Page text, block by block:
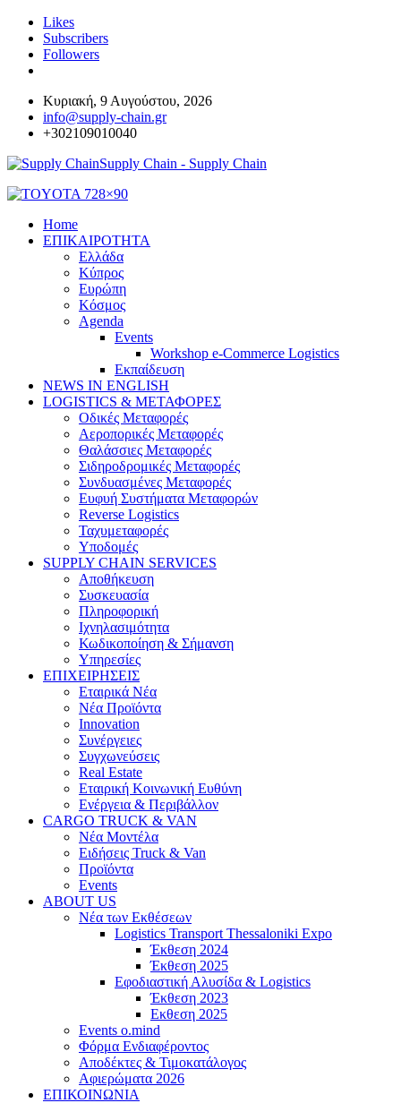
Likes
Subscribers
Followers
Κυριακή, 9 Αυγούστου, 2026
info@supply-chain.gr
+302109010040
Supply Chain - Supply Chain
Home
ΕΠΙΚΑΙΡΟΤΗΤΑ
Ελλάδα
Κύπρος
Ευρώπη
Κόσμος
Agenda
Events
Workshop e-Commerce Logistics
Εκπαίδευση
NEWS IN ENGLISH
LOGISTICS & ΜΕΤΑΦΟΡΕΣ
Οδικές Μεταφορές
Αεροπορικές Μεταφορές
Θαλάσσιες Μεταφορές
Σιδηροδρομικές Μεταφορές
Συνδυασμένες Μεταφορές
Ευφυή Συστήματα Μεταφορών
Reverse Logistics
Ταχυμεταφορές
Υποδομές
SUPPLY CHAIN SERVICES
Αποθήκευση
Συσκευασία
Πληροφορική
Ιχνηλασιμότητα
Κωδικοποίηση & Σήμανση
Υπηρεσίες
ΕΠΙΧΕΙΡΗΣΕΙΣ
Εταιρικά Νέα
Νέα Προϊόντα
Innovation
Συνέργειες
Συγχωνεύσεις
Real Estate
Εταιρική Κοινωνική Ευθύνη
Ενέργεια & Περιβάλλον
CARGO TRUCK & VAN
Νέα Μοντέλα
Ειδήσεις Truck & Van
Προϊόντα
Events
ABOUT US
Νέα των Εκθέσεων
Logistics Transport Thessaloniki Expo
Έκθεση 2024
Έκθεση 2025
Εφοδιαστική Αλυσίδα & Logistics
Έκθεση 2023
Εκθεση 2025
Events o.mind
Φόρμα Ενδιαφέροντος
Αποδέκτες & Τιμοκατάλογος
Αφιερώματα 2026
ΕΠΙΚΟΙΝΩΝΙΑ